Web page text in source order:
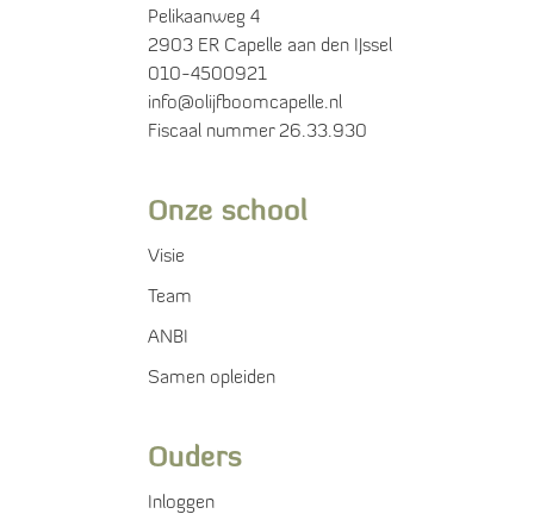
Pelikaanweg 4
2903 ER Capelle aan den IJssel
010-4500921
info@olijfboomcapelle.nl
Fiscaal nummer 26.33.930
Onze school
Visie
Team
ANBI
Samen opleiden
Ouders
Inloggen